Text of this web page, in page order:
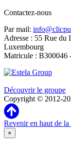
Contactez-nous
Par mail:
Adresse : 55 Rue du
Luxembourg
Matricule :
Découvrir le groupe
Copyright © 2012-
Revenir en haut de la
×